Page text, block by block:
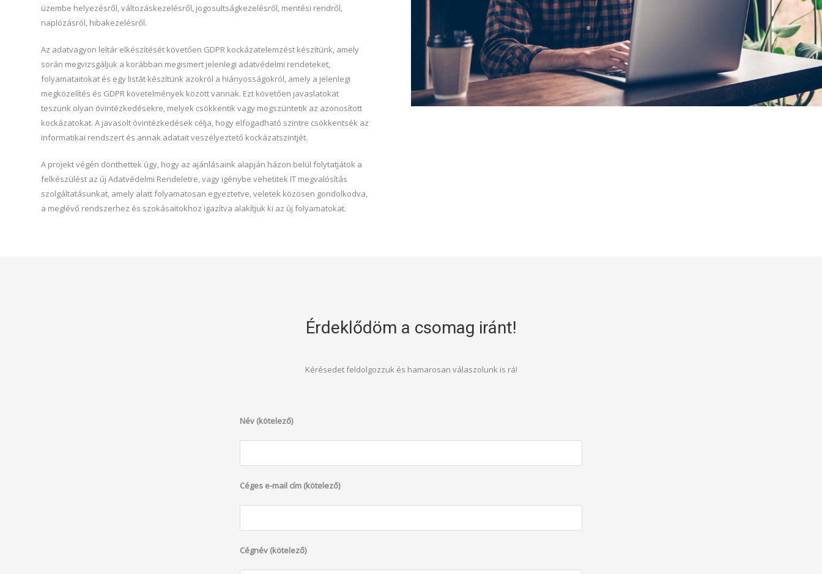
üzembe helyezésről, változáskezelésről, jogosultságkezelésről, mentési rendről,
naplózásról, hibakezelésről.
Az adatvagyon leltár elkészítését követően GDPR kockázatelemzést készítünk, amely
során megvizsgáljuk a korábban megismert jelenlegi adatvédelmi rendeteket,
folyamataitokat és egy listát készítünk azokról a hiányosságokról, amely a jelenlegi
megközelítés és GDPR követelmények között vannak. Ezt követően javaslatokat
teszünk olyan óvintézkedésekre, melyek csökkentik vagy megszüntetik az azonosított
kockázatokat. A javasolt óvintézkedések célja, hogy elfogadható szintre csökkentsék az
informatikai rendszert és annak adatait veszélyeztető kockázatszintjét.
A projekt végén dönthettek úgy, hogy az ajánlásaink alapján házon belül folytatjátok a
felkészülést az új Adatvédelmi Rendeletre, vagy igénybe vehetitek IT megvalósítás
szolgáltatásunkat, amely alatt folyamatosan egyeztetve, veletek közösen gondolkodva,
a meglévő rendszerhez és szokásaitokhoz igazítva alakítjuk ki az új folyamatokat.
Érdeklődöm a csomag iránt!
Kérésedet feldolgozzuk és hamarosan válaszolunk is rá!
Név (kötelező)
Céges e-mail cím (kötelező)
Cégnév (kötelező)